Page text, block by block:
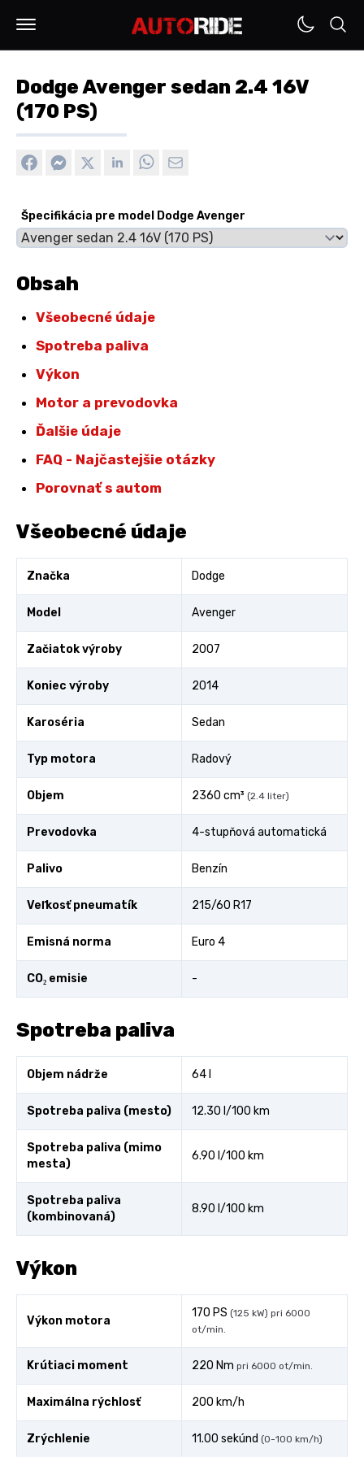
Dodge Avenger sedan 2.4 16V
(170 PS)
Špecifikácia pre model Dodge Avenger
Obsah
Všeobecné údaje
Spotreba paliva
Výkon
Motor a prevodovka
Ďalšie údaje
FAQ - Najčastejšie otázky
Porovnať s autom
Všeobecné údaje
Značka Dodge
Model Avenger
Začiatok výroby 2007
Koniec výroby 2014
Karoséria Sedan
Typ motora Radový
Objem 2360 cm³ (2.4 liter)
Prevodovka 4-stupňová automatická
Palivo Benzín
Veľkosť pneumatík 215/60 R17
Emisná norma Euro 4
CO₂ emisie -
Spotreba paliva
Objem nádrže 64 l
Spotreba paliva (mesto) 12.30 l/100 km
Spotreba paliva (mimo
mesta)
6.90 l/100 km
Spotreba paliva
(kombinovaná)
8.90 l/100 km
Výkon
Výkon motora
170 PS (125 kW) pri 6000
ot/min.
Krútiaci moment 220 Nm pri 6000 ot/min.
Maximálna rýchlosť 200 km/h
Zrýchlenie 11.00 sekúnd (0-100 km/h)